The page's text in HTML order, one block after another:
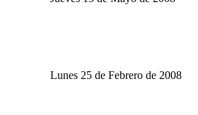
Lunes 25 de Febrero de 2008